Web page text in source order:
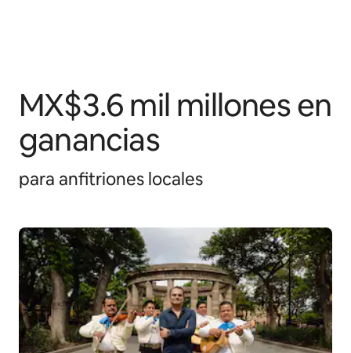
MX$3.6 mil millones en
ganancias
para anfitriones locales